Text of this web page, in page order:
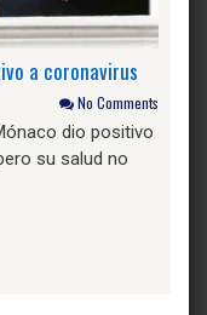
a coronavirus
No Comments
dio positivo
su salud no